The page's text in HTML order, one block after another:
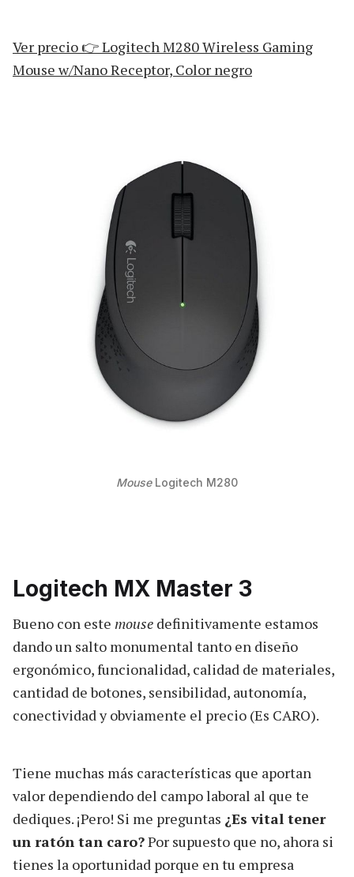
Ver precio 👉 Logitech M280 Wireless Gaming
Mouse w/Nano Receptor, Color negro
Mouse Logitech M280
Logitech MX Master 3
Bueno con este mouse definitivamente estamos
dando un salto monumental tanto en diseño
ergonómico, funcionalidad, calidad de materiales,
cantidad de botones, sensibilidad, autonomía,
conectividad y obviamente el precio (Es CARO).
Tiene muchas más características que aportan
valor dependiendo del campo laboral al que te
dediques. ¡Pero! Si me preguntas ¿Es vital tener
un ratón tan caro?Por supuesto que no, ahora si
tienes la oportunidad porque en tu empresa